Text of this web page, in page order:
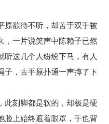
原欲待不听，却苦于双手被
，一片说笑声中陈赖子已然
这几个人纷纷下马，有人
子，古平原扑通一声摔了下
此刻脚都是软的，却极是硬
脸上始终遮着眼罩，手也背